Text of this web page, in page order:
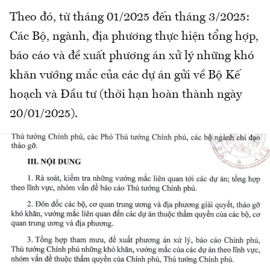
Theo đó, từ tháng 01/2025 đến tháng 3/2025:
Các Bộ, ngành, địa phương thực hiện tổng hợp,
báo cáo và đề xuất phương án xử lý những khó
khăn vướng mắc của các dự án gửi về Bộ Kế
hoạch và Đầu tư (thời hạn hoàn thành ngày
20/01/2025).